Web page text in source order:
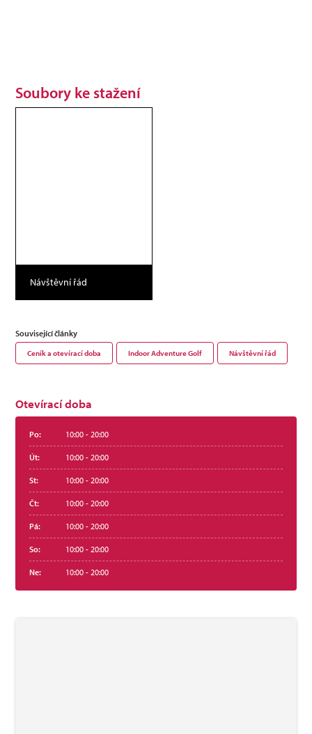
Soubory ke stažení
Návštěvní řád
Související články
Ceník a otevírací doba Indoor Adventure Golf Návštěvní řád
Otevírací doba
Po: 10:00 - 20:00
Út: 10:00 - 20:00
St: 10:00 - 20:00
Čt: 10:00 - 20:00
Pá: 10:00 - 20:00
So: 10:00 - 20:00
Ne: 10:00 - 20:00